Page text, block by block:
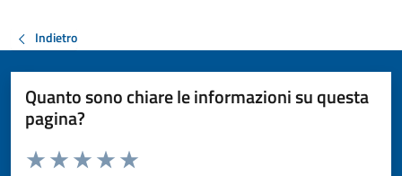
Indietro
Quanto sono chiare le informazioni su questa
pagina?
Valuta da 1 a 5 stelle la pagina